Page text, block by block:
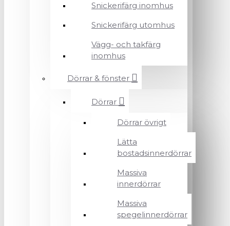
Snickerifärg inomhus
Snickerifärg utomhus
Vägg- och takfärg
inomhus
Dörrar & fönster
Dörrar
Dörrar övrigt
Lätta
bostadsinnerdörrar
Massiva
innerdörrar
Massiva
spegelinnerdörrar